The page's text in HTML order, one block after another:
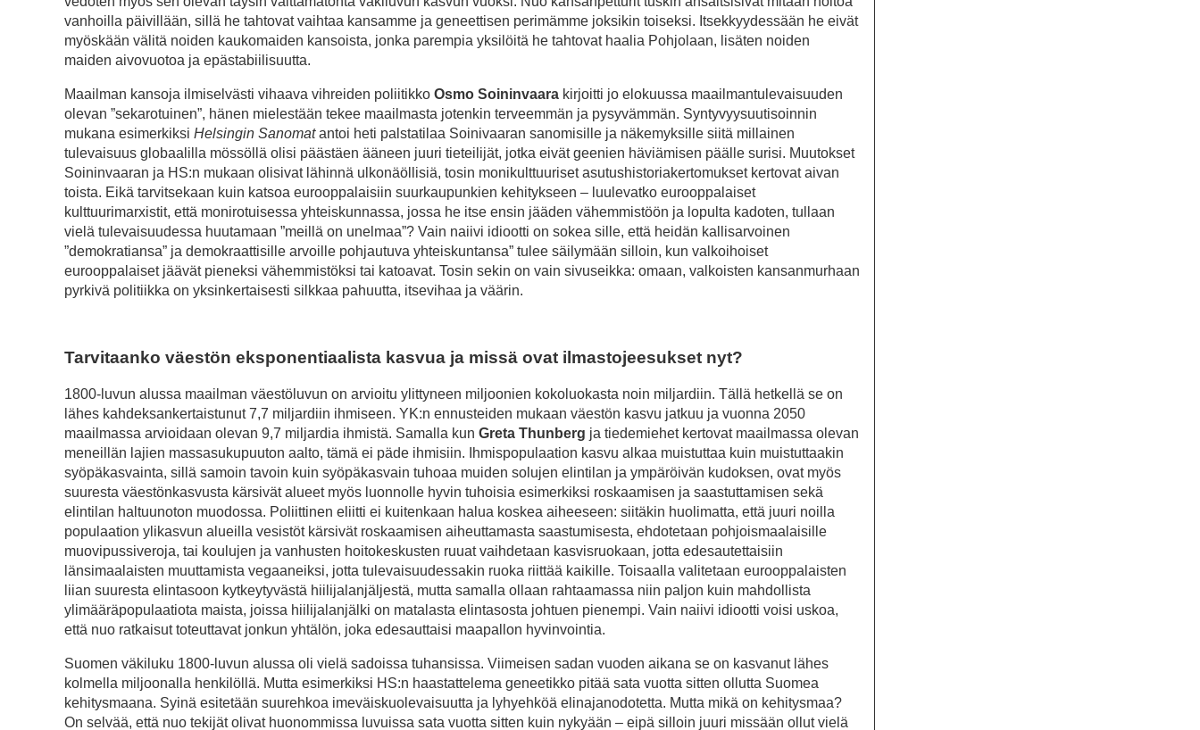
vanhoilla päivillään, sillä he tahtovat vaihtaa kansamme ja geneettisen perimämme joksikin toiseksi. Itsekkyydessään he eivät
myöskään välitä noiden kaukomaiden kansoista, jonka parempia yksilöitä he tahtovat haalia Pohjolaan, lisäten noiden
maiden aivovuotoa ja epästabiilisuutta.
Maailman kansoja ilmiselvästi vihaava vihreiden poliitikko Osmo Soininvaara kirjoitti jo elokuussa maailmantulevaisuuden
olevan ”sekarotuinen”, hänen mielestään tekee maailmasta jotenkin terveemmän ja pysyvämmän. Syntyvyysuutisoinnin
mukana esimerkiksi Helsingin Sanomatantoi heti palstatilaa Soinivaaran sanomisille ja näkemyksille siitä millainen
tulevaisuus globaalilla mössöllä olisi päästäen ääneen juuri tieteilijät, jotka eivät geenien häviämisen päälle surisi. Muutokset
Soininvaaran ja HS:n mukaan olisivat lähinnä ulkonäöllisiä, tosin monikulttuuriset asutushistoriakertomukset kertovat aivan
toista. Eikä tarvitsekaan kuin katsoa eurooppalaisiin suurkaupunkien kehitykseen – luulevatko eurooppalaiset
kulttuurimarxistit, että monirotuisessa yhteiskunnassa, jossa he itse ensin jääden vähemmistöön ja lopulta kadoten, tullaan
vielä tulevaisuudessa huutamaan ”meillä on unelmaa”? Vain naiivi idiootti on sokea sille, että heidän kallisarvoinen
”demokratiansa” ja demokraattisille arvoille pohjautuva yhteiskuntansa” tulee säilymään silloin, kun valkoihoiset
eurooppalaiset jäävät pieneksi vähemmistöksi tai katoavat. Tosin sekin on vain sivuseikka: omaan, valkoisten kansanmurhaan
pyrkivä politiikka on yksinkertaisesti silkkaa pahuutta, itsevihaa ja väärin.
Tarvitaanko väestön eksponentiaalista kasvua ja missä ovat ilmastojeesukset nyt?
1800-luvun alussa maailman väestöluvun on arvioitu ylittyneen miljoonien kokoluokasta noin miljardiin. Tällä hetkellä se on
lähes kahdeksankertaistunut 7,7 miljardiin ihmiseen. YK:n ennusteiden mukaan väestön kasvu jatkuu ja vuonna 2050
maailmassa arvioidaan olevan 9,7 miljardia ihmistä. Samalla kun Greta Thunberg ja tiedemiehet kertovat maailmassa olevan
meneillän lajien massasukupuuton aalto, tämä ei päde ihmisiin. Ihmispopulaation kasvu alkaa muistuttaa kuin muistuttaakin
syöpäkasvainta, sillä samoin tavoin kuin syöpäkasvain tuhoaa muiden solujen elintilan ja ympäröivän kudoksen, ovat myös
suuresta väestönkasvusta kärsivät alueet myös luonnolle hyvin tuhoisia esimerkiksi roskaamisen ja saastuttamisen sekä
elintilan haltuunoton muodossa. Poliittinen eliitti ei kuitenkaan halua koskea aiheeseen: siitäkin huolimatta, että juuri noilla
populaation ylikasvun alueilla vesistöt kärsivät roskaamisen aiheuttamasta saastumisesta, ehdotetaan pohjoismaalaisille
muovipussiveroja, tai koulujen ja vanhusten hoitokeskusten ruuat vaihdetaan kasvisruokaan, jotta edesautettaisiin
länsimaalaisten muuttamista vegaaneiksi, jotta tulevaisuudessakin ruoka riittää kaikille. Toisaalla valitetaan eurooppalaisten
liian suuresta elintasoon kytkeytyvästä hiilijalanjäljestä, mutta samalla ollaan rahtaamassa niin paljon kuin mahdollista
ylimääräpopulaatiota maista, joissa hiilijalanjälki on matalasta elintasosta johtuen pienempi. Vain naiivi idiootti voisi uskoa,
että nuo ratkaisut toteuttavat jonkun yhtälön, joka edesauttaisi maapallon hyvinvointia.
Suomen väkiluku 1800-luvun alussa oli vielä sadoissa tuhansissa. Viimeisen sadan vuoden aikana se on kasvanut lähes
kolmella miljoonalla henkilöllä. Mutta esimerkiksi HS:n haastattelema geneetikko pitää sata vuotta sitten ollutta Suomea
kehitysmaana. Syinä esitetään suurehkoa imeväiskuolevaisuutta ja lyhyehköä elinajanodotetta. Mutta mikä on kehitysmaa?
On selvää, että nuo tekijät olivat huonommissa luvuissa sata vuotta sitten kuin nykyään – eipä silloin juuri missään ollut vielä